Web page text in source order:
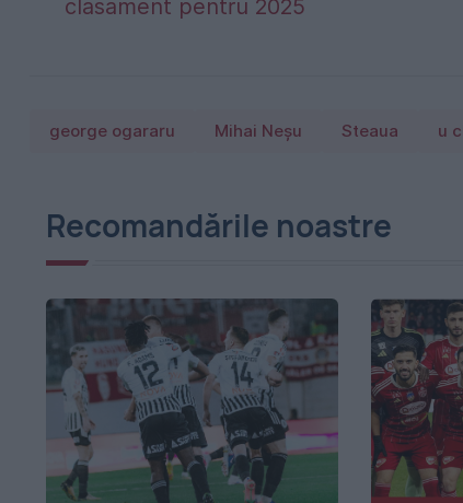
clasament pentru 2025
george ogararu Mihai Neșu Steaua u
Recomandările noastre